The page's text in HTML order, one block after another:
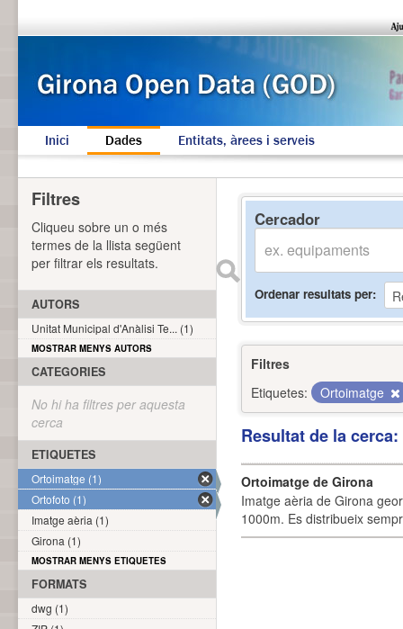
Inici Dades Entitats, àrees i serveis
Cercador
Ordenar resultats per
Filtres
Etiquetes:
Ortoimatge
Resultat de la
Ortoimatge de Girona
Imatge aèria de Girona
1000m. Es distribueix
Filtres
Cliqueu sobre un o més
termes de la llista següent
per filtrar els resultats.
AUTORS
Unitat Municipal d'Anàlisi Te... (1)
MOSTRAR MENYS AUTORS
CATEGORIES
No hi ha filtres per aquesta
cerca
ETIQUETES
Ortoimatge (1)
Ortofoto (1)
Imatge aèria (1)
Girona (1)
MOSTRAR MENYS ETIQUETES
FORMATS
dwg (1)